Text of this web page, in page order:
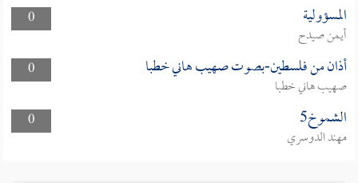
0
المسؤولية
أيمن صيدح
0
أذان من فلسطين-بصوت صهيب هاني خطبا
صهيب هاني خطبا
0
الشموخ5
مهند الدوسري